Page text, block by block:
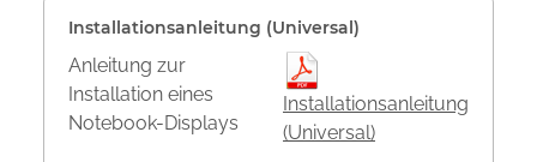
Installationsanleitung (Universal)
Anleitung zur
Installation eines
Notebook-Displays
Installationsanleitung
(Universal)